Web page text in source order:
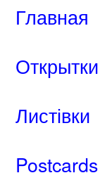
Главная
Открытки
Листівки
Postcards